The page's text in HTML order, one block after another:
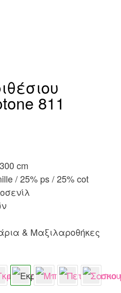
811
cm
/ 25% ps / 25% cot
& Μαξιλαροθήκες